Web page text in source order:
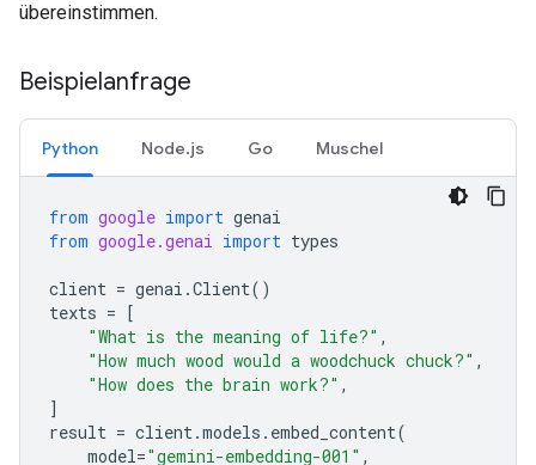
übereinstimmen.
Beispielanfrage
Python Node.js Go Muschel
from google import genai
from google.genai import types
client = genai .Client()
texts = [
"What is the meaning of life?" ,
"How much wood would a woodchuck chuck?" ,
"How does the brain work?" ,
]
result = client.models . embed_content(
model="gemini-embedding-001" ,